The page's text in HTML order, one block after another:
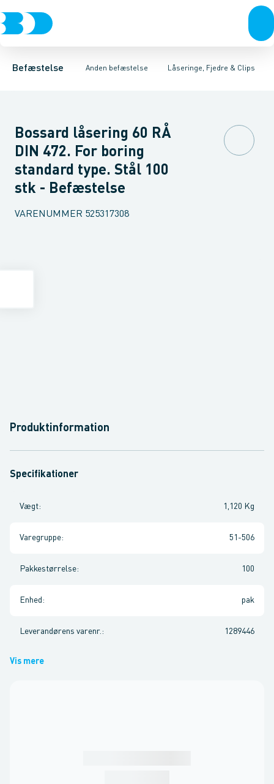
Befæstelse Anden befæstelse
Bolte & sætskruerMøtrikkerSkiver SkruerSøm & dykkere
Låseringe, Fjedre & Clips
Opklodsning Hæfteklammer- og PistolerKabel- &
Udvendige låseringeIndvendige låseringeLåseringe
Bossard låsering 60 RÅ
DIN 472. For boring
standard type. Stål 100
stk - Befæstelse
VARENUMMER 525317308
Produktinformation
Specifikationer
Vægt: 1,120 Kg
Varegruppe: 51-506
Pakkestørrelse: 100
Enhed : pak
Leverandørens varenr. : 1289446
Vis mere